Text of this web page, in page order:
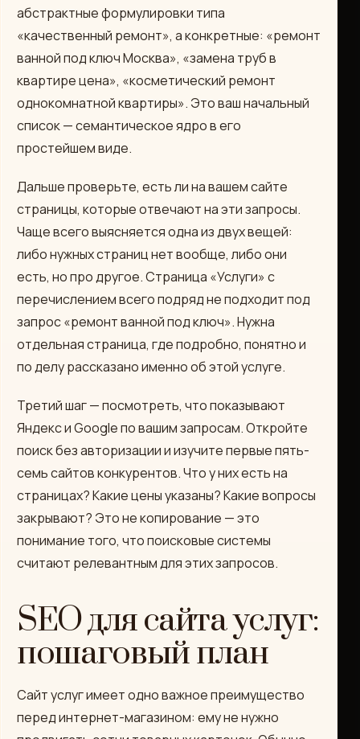
абстрактные формулировки типа
«качественный ремонт», а конкретные: «ремонт
ванной под ключ Москва», «замена труб в
квартире цена», «косметический ремонт
однокомнатной квартиры». Это ваш начальный
список — семантическое ядро в его
простейшем виде.
Дальше проверьте, есть ли на вашем сайте
страницы, которые отвечают на эти запросы.
Чаще всего выясняется одна из двух вещей:
либо нужных страниц нет вообще, либо они
есть, но про другое. Страница «Услуги» с
перечислением всего подряд не подходит под
запрос «ремонт ванной под ключ». Нужна
отдельная страница, где подробно, понятно и
по делу рассказано именно об этой услуге.
Третий шаг — посмотреть, что показывают
Яндекс и Google по вашим запросам. Откройте
поиск без авторизации и изучите первые пять-
семь сайтов конкурентов. Что у них есть на
страницах? Какие цены указаны? Какие вопросы
закрывают? Это не копирование — это
понимание того, что поисковые системы
считают релевантным для этих запросов.
SEO для сайта услуг:
пошаговый план
Сайт услуг имеет одно важное преимущество
перед интернет-магазином: ему не нужно